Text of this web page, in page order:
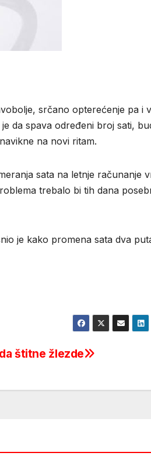
srčano opterećenje pa i
da spava određeni broj sati,
na novi ritam.
sata na letnje računanje
trebalo bi tih dana
je kako promena sata dva
štitne žlezde